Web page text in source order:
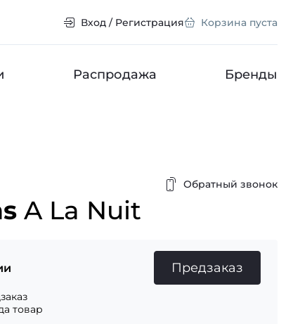
Вход / Регистрация Корзина пуста
Распродажа Бренды
Обратный звонок
A La Nuit
товар
Предзаказ